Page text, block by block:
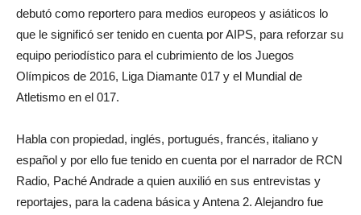
debutó como reportero para medios europeos y asiáticos lo
que le significó ser tenido en cuenta por AIPS, para reforzar su
equipo periodístico para el cubrimiento de los Juegos
Olímpicos de 2016, Liga Diamante 017 y el Mundial de
Atletismo en el 017.
Habla con propiedad, inglés, portugués, francés, italiano y
español y por ello fue tenido en cuenta por el narrador de RCN
Radio, Paché Andrade a quien auxilió en sus entrevistas y
reportajes, para la cadena básica y Antena 2. Alejandro fue